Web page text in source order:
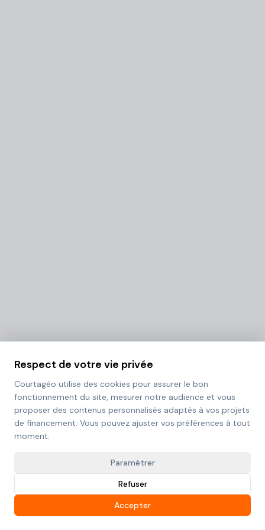
Respect de votre vie privée
Courtagéo utilise des cookies pour assurer le bon
fonctionnement du site, mesurer notre audience et vous
proposer des contenus personnalisés adaptés à vos projets
de financement. Vous pouvez ajuster vos préférences à tout
moment.
Paramétrer
Refuser
Accepter